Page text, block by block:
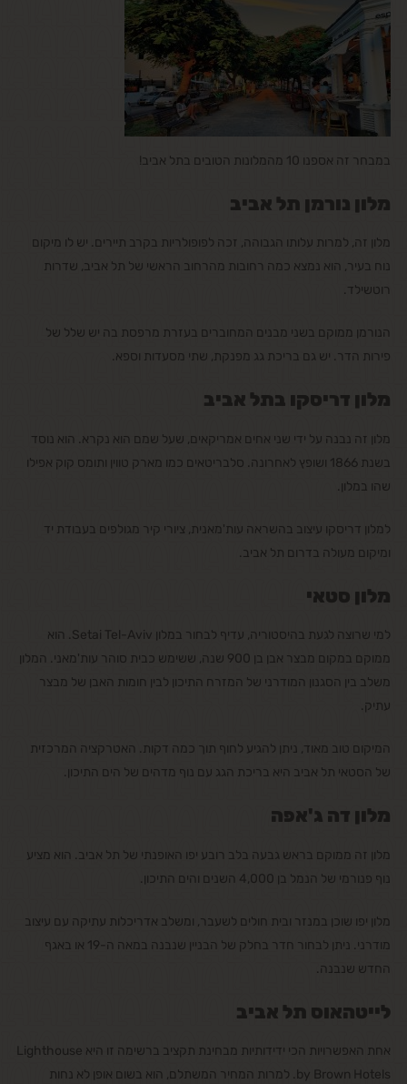
במבחר זה אספנו 10 מהמלונות הטובים בתל אביב!
מלון נורמן תל אביב
מלון זה, למרות עלותו הגבוהה, זכה לפופולריות בקרב תיירים. יש לו מיקום
נוח בעיר, הוא נמצא כמה רחובות מהרחוב הראשי של תל אביב, שדרות
רוטשילד.
הנורמן ממוקם בשני מבנים המחוברים בעזרת מרפסת בה יש שלל של
פירות הדר. יש גם בריכת גג מפנקת, שתי מסעדות וספא.
מלון דריסקו בתל אביב
מלון זה נבנה על ידי שני אחים אמריקאים, שעל שמם הוא נקרא. הוא נוסד
בשנת 1866 ושופץ לאחרונה. סלבריטאים כמו מארק טווין ותומס קוק אפילו
שהו במלון.
למלון דריסקו עיצוב בהשראה עות'מאנית, ציורי קיר מגולפים בעבודת יד
ומיקום מעולה בדרום תל אביב.
מלון סטאי
למי שרוצה לגעת בהיסטוריה, עדיף לבחור במלון Setai Tel-Aviv. הוא
ממוקם במקום מבצר אבן בן 900 שנה, ששימש כבית סוהר עות'מאני. המלון
משלב בין הסגנון המודרני של המזרח התיכון לבין חומות האבן של מבצר
עתיק.
המיקום טוב מאוד, ניתן להגיע לחוף תוך כמה דקות. האטרקציה המרכזית
של הסטאי תל אביב היא בריכת הגג עם נוף מדהים של הים התיכון.
מלון דה ג'אפה
מלון זה ממוקם בראש גבעה בלב רובע יפו האופנתי של תל אביב. הוא מציע
נוף פנורמי של הנמל בן 4,000 השנים והים התיכון.
מלון יפו שוכן במנזר ובית חולים לשעבר, ומשלב אדריכלות עתיקה עם עיצוב
מודרני. ניתן לבחור חדר בחלק של הבניין שנבנה במאה ה-19 או באגף
החדש שנבנה.
לייטהאוס תל אביב
אחת האפשרויות הכי ידידותיות מבחינת תקציב ברשימה זו היא Lighthouse
by Brown Hotels. למרות המחיר המשתלם, הוא בשום אופן לא נחות